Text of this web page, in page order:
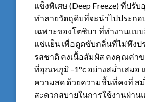
แข็งพิเศษ (Deep Freeze) ที่ป
ทำลายวัตถุดิบที่จะนำไปประกอ
เฉพาะของโตชิบา ที่ทำงานแบ
แช่แย็น เพื่อดูดซับกลิ่นที่ไม่พึงป
รสชาติ คงเนื้อสัมผัส คงคุณค่า
ที่อุณหภูมิ -1°c อย่างสม่ำเสมอ
ความสด ด้วยความชื้นที่คงที่ ส
สะดวกสบายในการใช้งานผ่า